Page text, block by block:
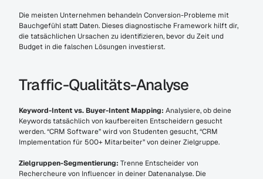
Die meisten Unternehmen behandeln Conversion-Probleme mit
Bauchgefühl statt Daten. Dieses diagnostische Framework hilft dir,
die tatsächlichen Ursachen zu identifizieren, bevor du Zeit und
Budget in die falschen Lösungen investierst.
Traffic-Qualitäts-Analyse
Keyword-Intent vs. Buyer-Intent Mapping: Analysiere, ob deine
Keywords tatsächlich von kaufbereiten Entscheidern gesucht
werden. “CRM Software” wird von Studenten gesucht, “CRM
Implementation für 500+ Mitarbeiter” von deiner Zielgruppe.
Zielgruppen-Segmentierung: Trenne Entscheider von
Rechercheure von Influencer in deiner Datenanalyse. Die